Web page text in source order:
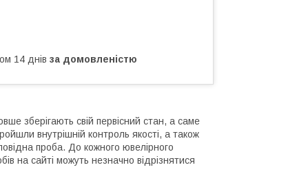
14 днів за домовленістю
зберігають свій первісний стан, а саме
внутрішній контроль якості, а також
проба. До кожного ювелірного
на сайті можуть незначно відрізнятися